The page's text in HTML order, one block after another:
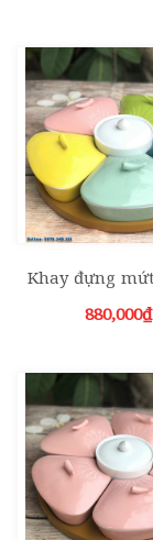
880,000₫